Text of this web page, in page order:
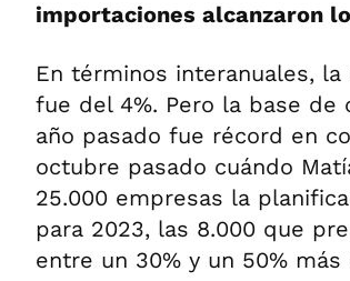
importaciones alcanzaron
En términos interanuales,
fue del 4%. Pero la base de
año pasado fue récord en
octubre pasado cuándo
25.000 empresas la
para 2023, las 8.000 que
entre un 30% y un 50%